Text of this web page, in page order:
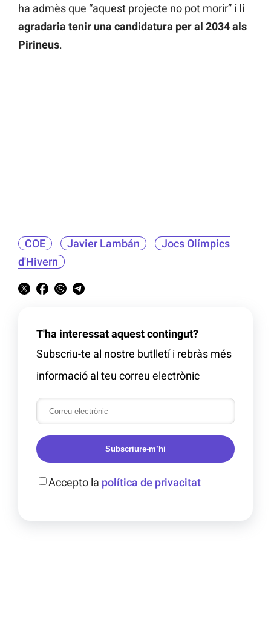
ha admès que “aquest projecte no pot morir” i li
agradaria tenir una candidatura per al 2034 als
Pirineus.
COE Javier Lambán
Jocs Olímpics
d'Hivern
T'ha interessat aquest contingut?
Subscriu-te al nostre butlletí i rebràs més
informació al teu correu electrònic
Subscriure-m’hi
Accepto la política de privacitat